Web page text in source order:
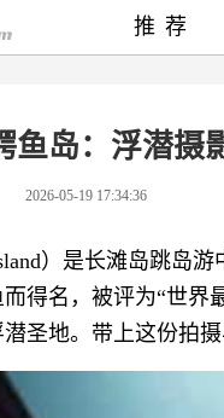
鱼岛：浮潜摄
2026-05-19 17:34:36
）是长滩岛跳岛
得名，被评为“世
圣地。带上这份拍
推荐